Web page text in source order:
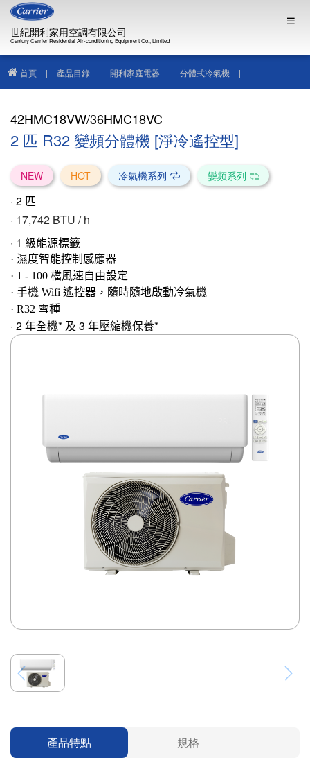
世紀開利家用空調有限公司
Century Carrier Residential Air-conditioning Equipment Co., Limited
首頁 | 產品目錄 | 開利家庭電器 | 分體式冷氣機 |
42HMC18VW/36HMC18VC
2 匹 R32 變頻分體機 [淨冷遙控型]
NEW HOT 冷氣機系列 孌频系列
· 2 匹
· 17,742 BTU / h
· 1 級能源標籤
· 濕度智能控制感應器
· 1 - 100 檔風速自由設定
· 手機 Wifi 遙控器，隨時隨地啟動冷氣機
· R32 雪種
· 2 年全機* 及 3 年壓縮機保養*
產品特點 規格